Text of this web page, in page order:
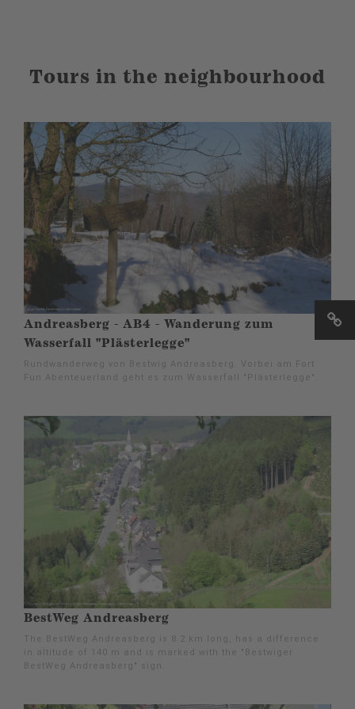
Tours in the neighbourhood
Andreasberg - AB4 - Wanderung zum
Wasserfall "Plästerlegge"
Rundwanderweg von Bestwig Andreasberg. Vorbei am Fort
Fun Abenteuerland geht es zum Wasserfall "Plästerlegge".
BestWeg Andreasberg
The BestWeg Andreasberg is 8.2 km long, has a difference
in altitude of 140 m and is marked with the "Bestwiger
BestWeg Andreasberg" sign.